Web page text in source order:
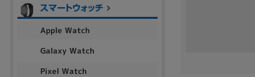
Apple Watch
Galaxy Watch
Pixel Watch
新品/未使用 中古 新品